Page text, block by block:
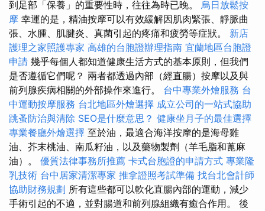
到足部「保養」的重要性時，往往為時已晚。 烏日放鬆按
摩 幸運的是，精油按摩可以有效緩解因肌肉緊張、靜脈曲
張、水腫、肌腱炎、真菌引起的疼痛和疲勞等症狀。 新店
護理之家照護專家 高雄的台胞證辦理指南 宜蘭地區台胞證
申請 幾乎每個人都知道健康生活方式的基本原則，但我們
是否遵循它們呢？ 兩者都透過內部（經直腸）按摩以及與
前列腺疾病相關的外部操作來進行。 台中專業外燴服務 台
中運動按摩服務 台北地區外燴選擇 成立公司的一站式協助
跳蚤防治與清除 SEO是什麼意思？ 健康坐月子的最佳選擇
專業餐廳外燴選擇 至於油，最適合海洋按摩的是海母雞
油、芥末桃油、南瓜籽油，以及藥物製劑（羊毛脂和蓖麻
油）。 優質法律事務所推薦 卡式台胞證的申請方式 專業隆
乳技術 台中居家清潔專家 推拿證照考試準備 找台北會計師
協助財務規劃 所有這些都可以軟化直腸內部的運動，減少
手術引起的不適，並對腸道和前列腺組織有癒合作用。 後